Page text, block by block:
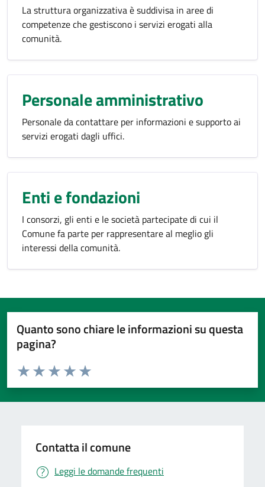
La struttura organizzativa è suddivisa in aree di
competenze che gestiscono i servizi erogati alla
comunità.
Personale amministrativo
Personale da contattare per informazioni e supporto ai
servizi erogati dagli uffici.
Enti e fondazioni
I consorzi, gli enti e le società partecipate di cui il
Comune fa parte per rappresentare al meglio gli
interessi della comunità.
Quanto sono chiare le informazioni su questa
pagina?
Valuta da 1 a 5 stelle la pagina
Valuta 5 stelle su 5
Valuta 4 stelle su 5
Valuta 3 stelle su 5
Valuta 2 stelle su 5
Valuta 1 stelle su 5
Contatta il comune
Leggi le domande frequenti